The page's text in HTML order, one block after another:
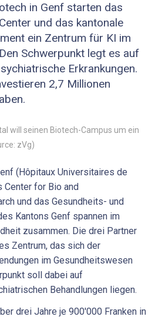
in Genf starten das
und das kantonale
ein Zentrum für KI im
Schwerpunkt legt es auf
Erkrankungen.
2,7 Millionen
will seinen Biotech-Campus um ein
zVg)
(Hôpitaux Universitaires de
Center for Bio and
und das Gesundheits- und
Kantons Genf spannen im
zusammen. Die drei Partner
Zentrum, das sich der
im Gesundheitswesen
soll dabei auf
Behandlungen liegen.
drei Jahre je 900'000 Franken in